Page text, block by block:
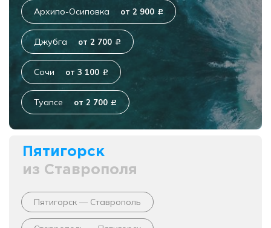
Архипо-Осиповка от 2 900 c
Джубга от 2 700 c
Сочи от 3 100 c
Туапсе от 2 700 c
Пятигорск
из Ставрополя
Пятигорск — Ставрополь